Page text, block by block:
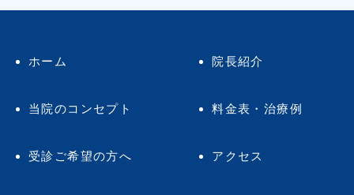
ホーム 院長紹介
当院のコンセプト 料金表・治療例
受診ご希望の方へ アクセス